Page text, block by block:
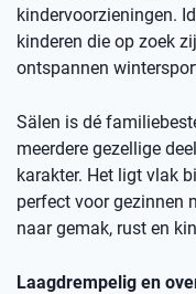
kindervoorzieningen.
kinderen die op zoek
ontspannen
Sälen is dé
meerdere gezellige
karakter. Het ligt vlak
perfect voor gezinnen
naar gemak, rust en
Laagdrempelig en